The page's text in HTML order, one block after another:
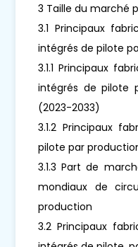
3 Taille du marché
3.1 Principaux
intégrés de pilote
3.1.1 Principaux
intégrés de pilote
(2023-2033)
3.1.2 Principaux
pilote par
3.1.3 Part de
mondiaux de
production
3.2 Principaux